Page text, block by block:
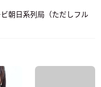
朝日系列局（ただしフル